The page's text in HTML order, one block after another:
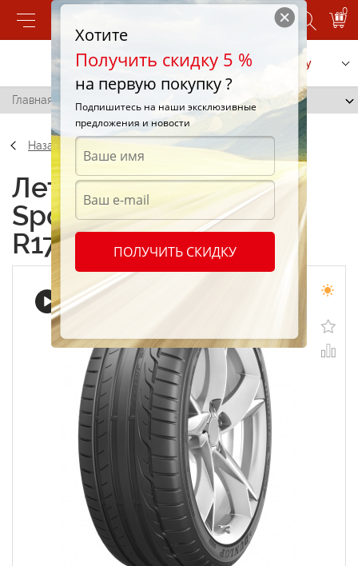
0
Позвонить Заказать услугу
Главная / Dunlop Sport Maxx RT 215/40 R17 87Y
Назад
Летние шины Dunlop
Sport Maxx RT 215/40
R17 87Y
Хотите
Получить скидку 5 %
на первую покупку ?
Подпишитесь на наши эксклюзивные
предложения и новости
ПОЛУЧИТЬ СКИДКУ